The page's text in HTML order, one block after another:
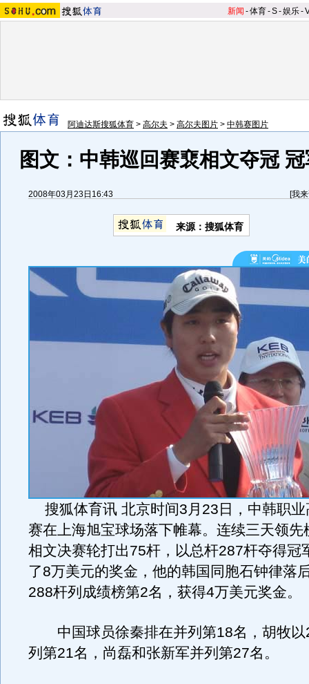
新闻 -体育-S-娱乐-
阿迪达斯搜狐体育 > 高尔夫 > 高尔夫图片 > 中韩赛图片
图文：中韩巡回赛裵相文夺冠
2008年03月23日16:43 [我
来源：搜狐体育
搜狐体育讯 北京时间3月23日，中韩职业
赛在上海旭宝球场落下帷幕。连续三天领先
相文决赛轮打出75杆，以总杆287杆夺得冠
了8万美元的奖金，他的韩国同胞石钟律落
288杆列成绩榜第2名，获得4万美元奖金。
中国球员徐秦排在并列第18名，胡牧以
列第21名，尚磊和张新军并列第27名。